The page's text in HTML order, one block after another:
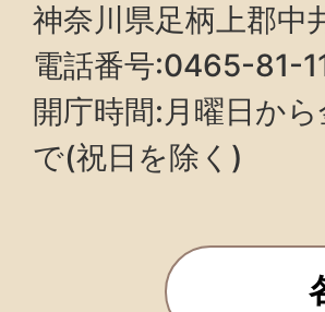
神奈川県足柄上郡中
電話番号:0465-81-
開庁時間:月曜日か
で(祝日を除く)